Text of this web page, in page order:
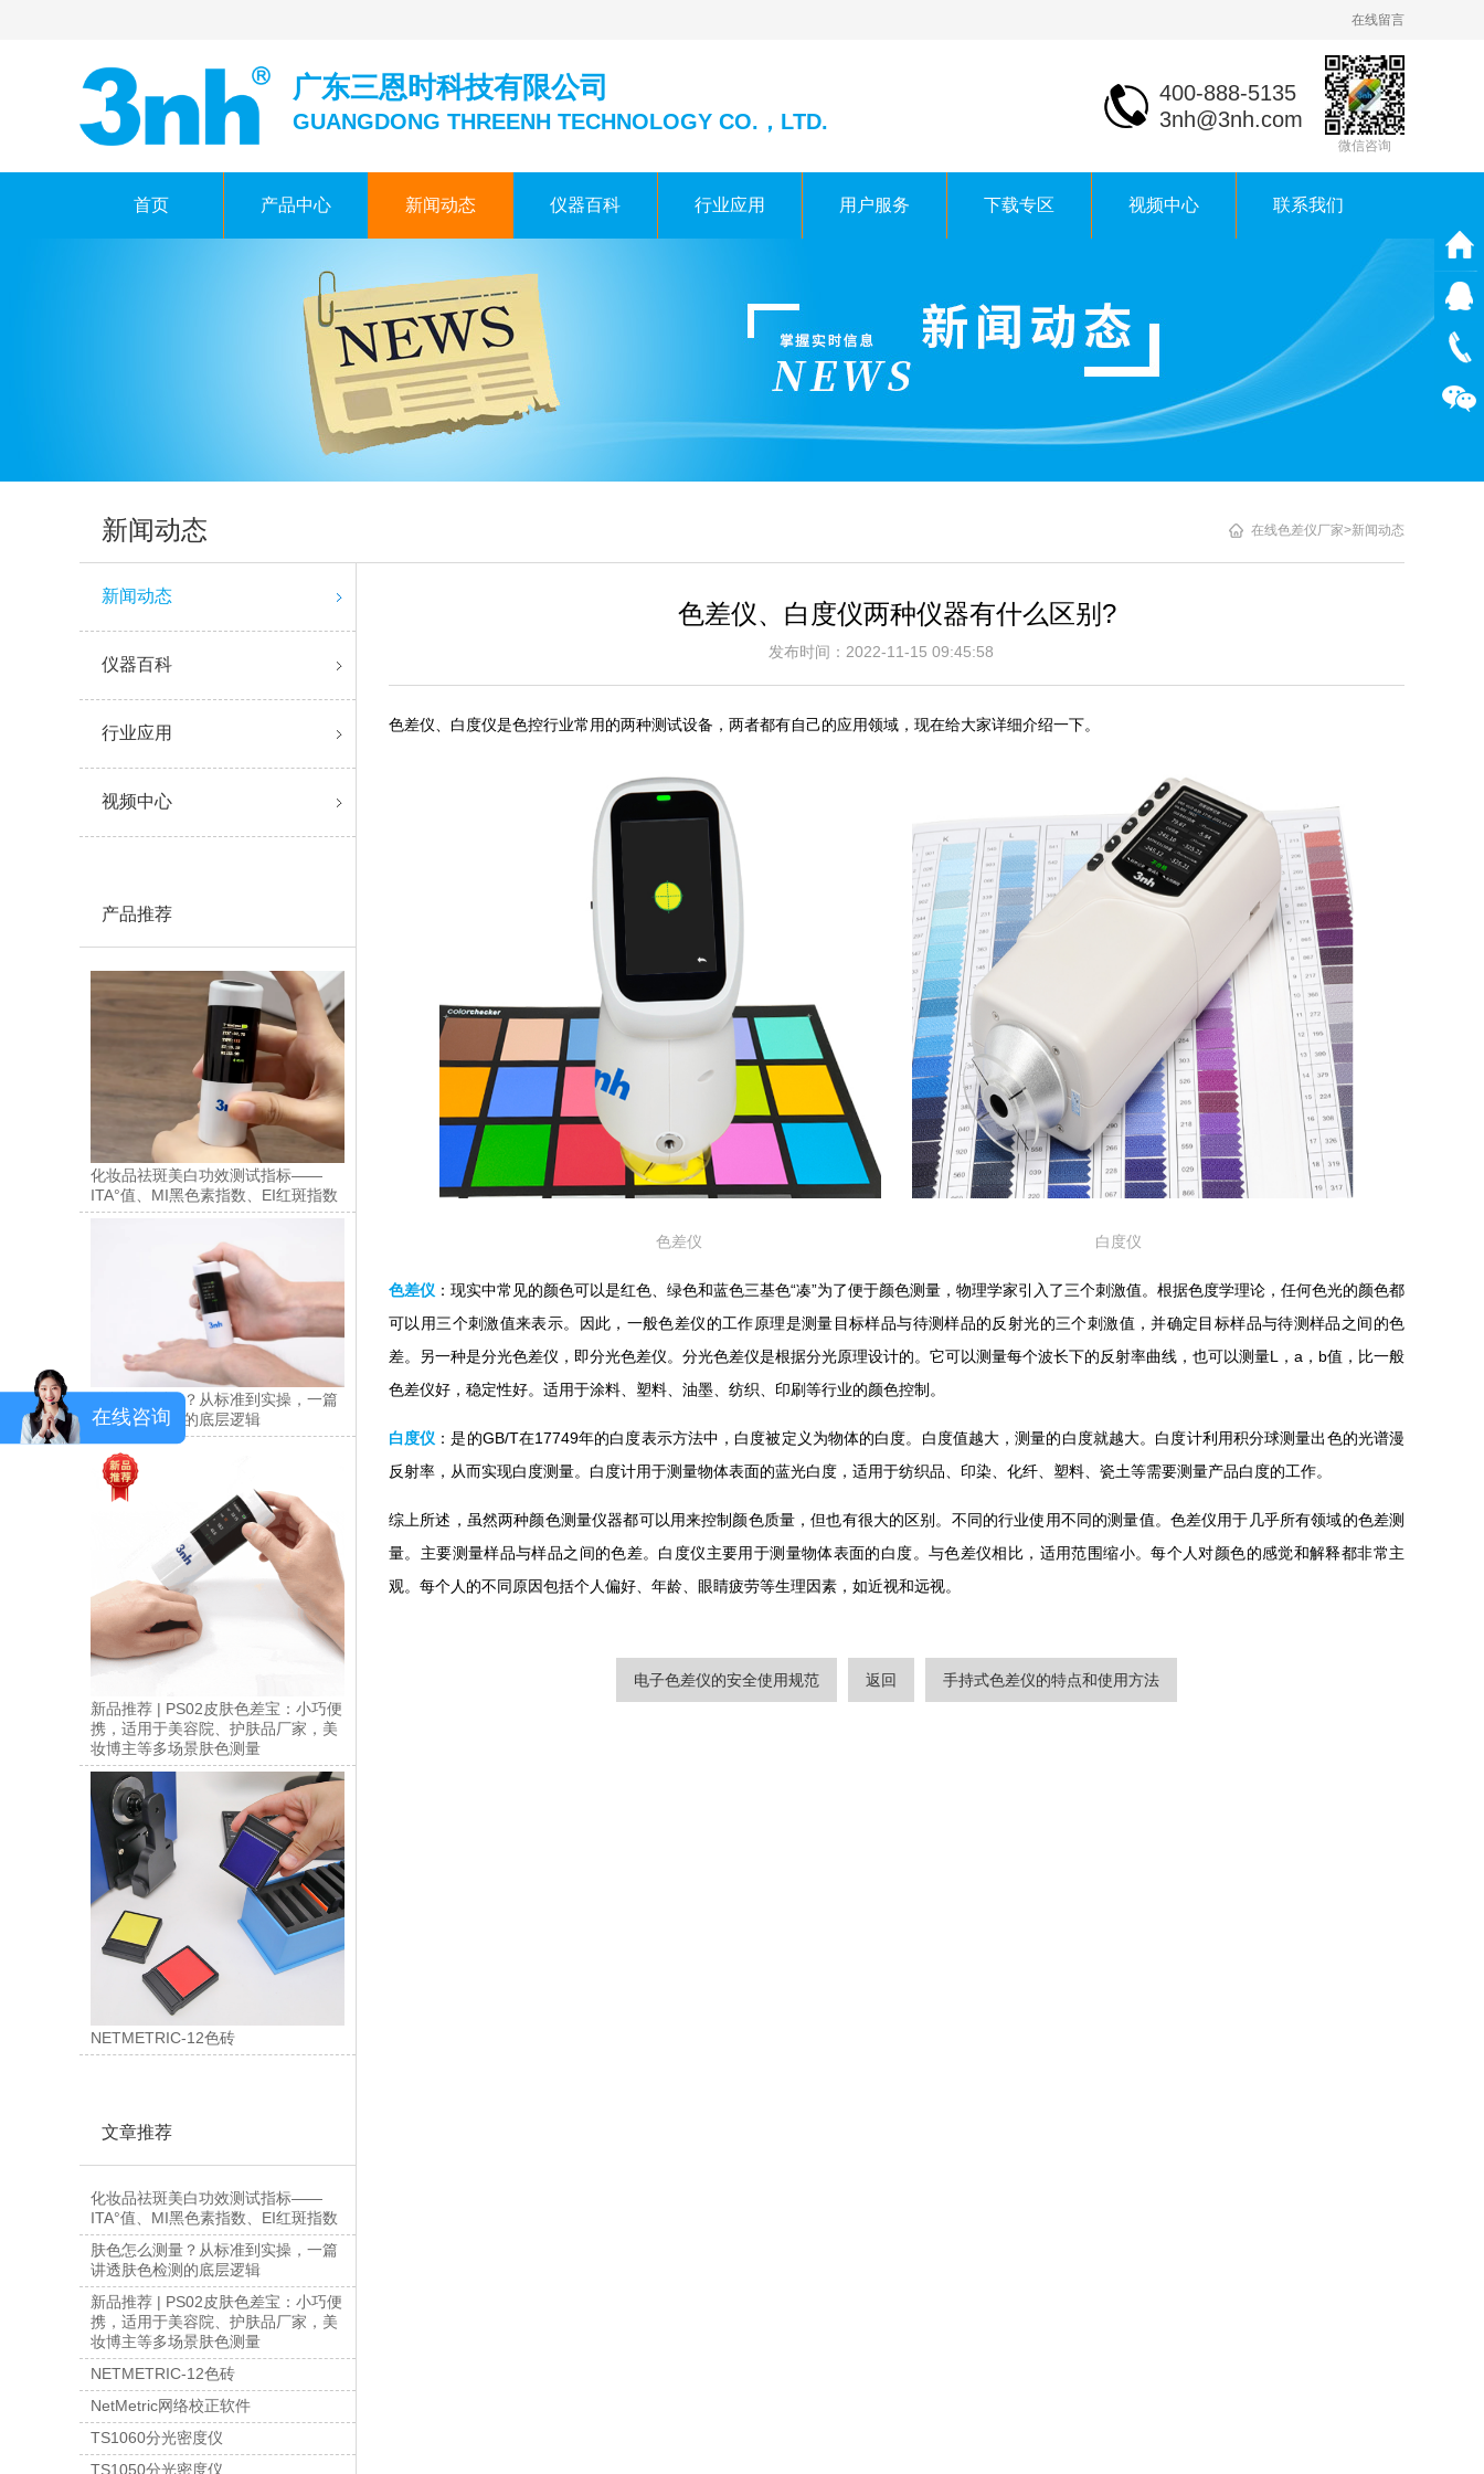
在线留言
广东三恩时科技有限公司
GUANGDONG THREENH TECHNOLOGY CO.，LTD.
微信咨询
400-888-5135
3nh@3nh.com
首页 产品中心 新闻动态 仪器百科 行业应用 用户服务 下载专区 视频中心 联系我们
新闻动态
新闻动态
仪器百科
行业应用
视频中心
产品推荐
化妆品祛斑美白功效测试指标——
ITA°值、MI黑色素指数、EI红斑指数
肤色怎么测量？从标准到实操，一篇
讲透肤色检测的底层逻辑
新品推荐 | PS02皮肤色差宝：小巧便
携，适用于美容院、护肤品厂家，美
妆博主等多场景肤色测量
NETMETRIC-12色砖
文章推荐
化妆品祛斑美白功效测试指标——
ITA°值、MI黑色素指数、EI红斑指数
肤色怎么测量？从标准到实操，一篇
讲透肤色检测的底层逻辑
新品推荐 | PS02皮肤色差宝：小巧便
携，适用于美容院、护肤品厂家，美
妆博主等多场景肤色测量
NETMETRIC-12色砖
NetMetric网络校正软件
TS1060分光密度仪
TS1050分光密度仪
在线色差仪厂家>新闻动态
色差仪、白度仪两种仪器有什么区别?
发布时间：2022-11-15 09:45:58
色差仪、白度仪是色控行业常用的两种测试设备，两者都有自己的应用领域，现在给大家详细介绍一下。
色差仪 白度仪
色差仪 ：现实中常见的颜色可以是红色、绿色和蓝色三基色“凑”为了便于颜色测量，物理学家引入了三个刺激值。根据色度学理论，任何色光的颜色都
可以用三个刺激值来表示。因此，一般色差仪的工作原理是测量目标样品与待测样品的反射光的三个刺激值，并确定目标样品与待测样品之间的色
差。另一种是分光色差仪，即分光色差仪。分光色差仪是根据分光原理设计的。它可以测量每个波长下的反射率曲线，也可以测量L，a，b值，比一般
色差仪好，稳定性好。适用于涂料、塑料、油墨、纺织、印刷等行业的颜色控制。
白度仪 ：是的GB/T在17749年的白度表示方法中，白度被定义为物体的白度。白度值越大，测量的白度就越大。白度计利用积分球测量出色的光谱漫
反射率，从而实现白度测量。白度计用于测量物体表面的蓝光白度，适用于纺织品、印染、化纤、塑料、瓷土等需要测量产品白度的工作。
综上所述，虽然两种颜色测量仪器都可以用来控制颜色质量，但也有很大的区别。不同的行业使用不同的测量值。色差仪用于几乎所有领域的色差测
量。主要测量样品与样品之间的色差。白度仪主要用于测量物体表面的白度。与色差仪相比，适用范围缩小。每个人对颜色的感觉和解释都非常主
观。每个人的不同原因包括个人偏好、年龄、眼睛疲劳等生理因素，如近视和远视。
电子色差仪的安全使用规范 返回 手持式色差仪的特点和使用方法
在线咨询